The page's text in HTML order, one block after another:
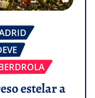
estelar a